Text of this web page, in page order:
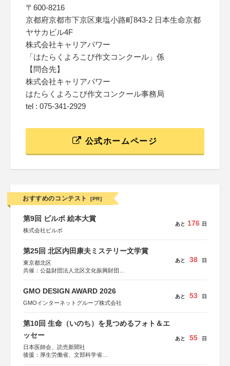
〒600-8216
京都府京都市下京区東塩小路町843-2 日本生命京都
ヤサカビル4F
株式会社キャリアパワー
「はたらくよろこび作文コンクール」係
【問合先】
株式会社キャリアパワー
はたらくよろこび作文コンクール事務局
tel : 075-341-2929
公式ホームページ
おすすめのコンテスト [PR]
第9回 ビルボ 絵本大賞
株式会社ビルボ
あと 176 日
第25回 北区内田康夫ミステリー文学賞
東京都北区
共催：公益財団法人北区文化振興財団
あと 38 日
GMO DESIGN AWARD 2026
GMOインターネットグループ株式会社
あと 53 日
第10回 生命（いのち）を見つめるフォト＆エ
ッセー
日本医師会、読売新聞社
後援：厚生労働省、文部科学省
あと 55 日